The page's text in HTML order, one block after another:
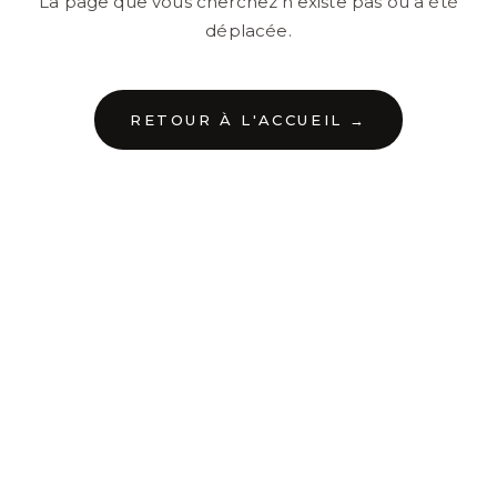
déplacée.
RETOUR À L'ACCUEIL →